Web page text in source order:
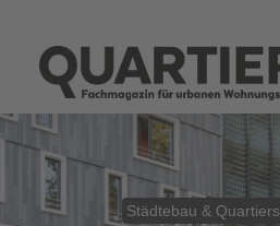
Städtebau &